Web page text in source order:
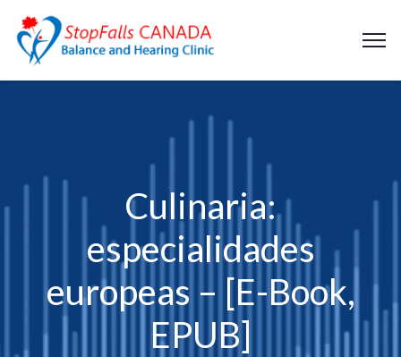
Culinaria:
especialidades
europeas – [E-Book,
EPUB]